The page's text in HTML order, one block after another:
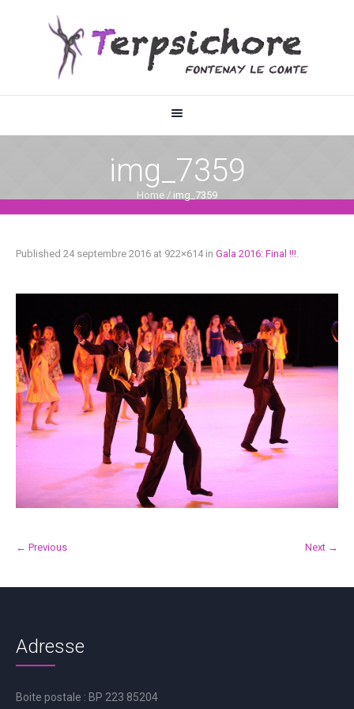
img_7359
Home / img_7359
Published 24 septembre 2016 at 922×614 in Gala 2016: Final !!!.
← Previous Next →
Adresse
Boite postale : BP 223 85204